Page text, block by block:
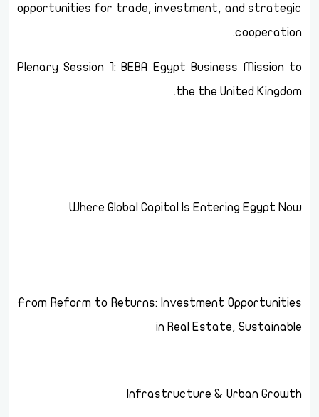
opportunities for trade, investment, and strategic
cooperation.
Plenary Session 1: BEBA Egypt Business Mission to
the the United Kingdom.
Where Global Capital Is Entering Egypt Now
From Reform to Returns: Investment Opportunities
in Real Estate, Sustainable
Infrastructure & Urban Growth